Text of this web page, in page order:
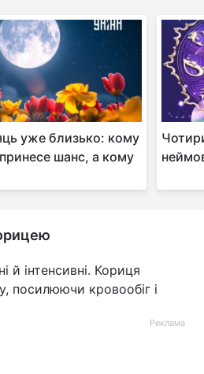
уже близько: кому
шанс, а кому
й інтенсивні. Кориця
посилюючи кровообіг і
Реклама